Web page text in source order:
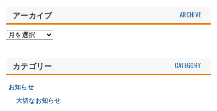
アーカイブ
カテゴリー
お知らせ
大切なお知らせ